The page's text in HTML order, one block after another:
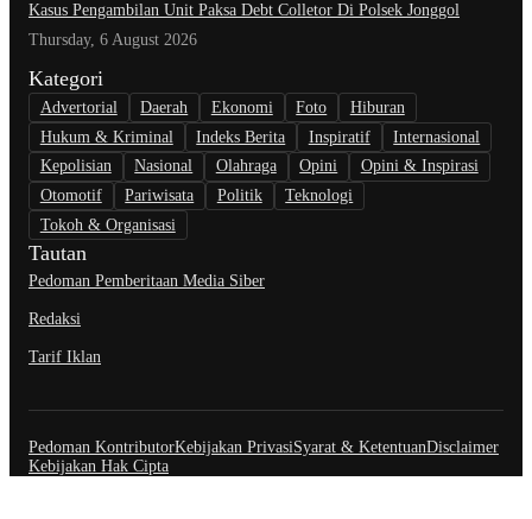
Kasus Pengambilan Unit Paksa Debt Colletor Di Polsek Jonggol
Thursday, 6 August 2026
Kategori
Advertorial Daerah Ekonomi Foto
Hiburan
Hukum & Kriminal
Indeks Berita Inspiratif
Internasional
Kepolisian
Nasional Olahraga Opini
Opini & Inspirasi
Otomotif
Pariwisata Politik
Teknologi
Tokoh & Organisasi
Tautan
Pedoman Pemberitaan Media Siber
Redaksi
Tarif Iklan
Pedoman KontributorKebijakan PrivasiSyarat & KetentuanDisclaimer
Kebijakan Hak Cipta